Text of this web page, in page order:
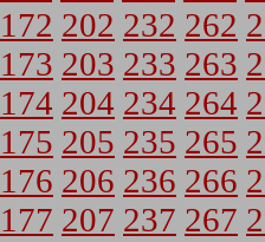
172 202 232 262
173 203 233 263
174 204 234 264
175 205 235 265
176 206 236 266
177 207 237 267